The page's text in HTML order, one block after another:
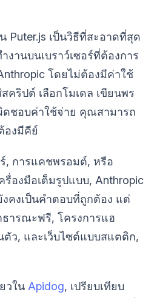
Puter.js เป็นวิธีที่สะอาดที่สุด
านบนเบราว์เซอร์ที่ต้องการ
โดยไม่ต้องมีค่าใช้
คริปต์ เลือกโมเดล เขียนพร
ดชอบค่าใช้จ่าย คุณสามารถ
องมีคีย์
, การแคชพรอมต์, หรือ
รื่องมือเต็มรูปแบบ, Anthropic
งคงเป็นคำตอบที่ถูกต้อง แต่
ารณะฟรี, โครงการแฮ
ตัว, และเว็บไซต์แบบสแตติก,
วใน Apidog, เปรียบเทียบ